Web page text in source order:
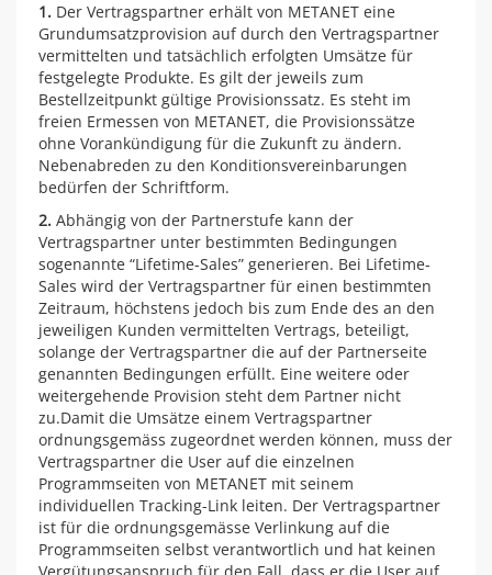
1. Der Vertragspartner erhält von METANET eine
Grundumsatzprovision auf durch den Vertragspartner
vermittelten und tatsächlich erfolgten Umsätze für
festgelegte Produkte. Es gilt der jeweils zum
Bestellzeitpunkt gültige Provisionssatz. Es steht im
freien Ermessen von METANET, die Provisionssätze
ohne Vorankündigung für die Zukunft zu ändern.
Nebenabreden zu den Konditionsvereinbarungen
bedürfen der Schriftform.
2. Abhängig von der Partnerstufe kann der
Vertragspartner unter bestimmten Bedingungen
sogenannte “Lifetime-Sales” generieren. Bei Lifetime-
Sales wird der Vertragspartner für einen bestimmten
Zeitraum, höchstens jedoch bis zum Ende des an den
jeweiligen Kunden vermittelten Vertrags, beteiligt,
solange der Vertragspartner die auf der Partnerseite
genannten Bedingungen erfüllt. Eine weitere oder
weitergehende Provision steht dem Partner nicht
zu.Damit die Umsätze einem Vertragspartner
ordnungsgemäss zugeordnet werden können, muss der
Vertragspartner die User auf die einzelnen
Programmseiten von METANET mit seinem
individuellen Tracking-Link leiten. Der Vertragspartner
ist für die ordnungsgemässe Verlinkung auf die
Programmseiten selbst verantwortlich und hat keinen